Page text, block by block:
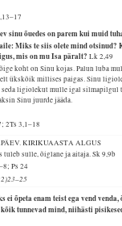
sinu õuedes on parem kui muid
Miks te siis olete mind otsinud?
mis on mu Isa päralt?Lk 2,49
koht on Sinu kojas. Palun luba
ükskõik millises paigas. Sinu
seda ligiolekut mulle igal silmapilgul
Sinu juurde jääda.
2Ts 3,1–18
KIRIKUAASTA ALGUS
tuleb sulle, õiglane ja aitaja.Sk 9,9b
Ps 24
ei õpeta enam teist ega vend venda,
tunnevad mind, niihästi